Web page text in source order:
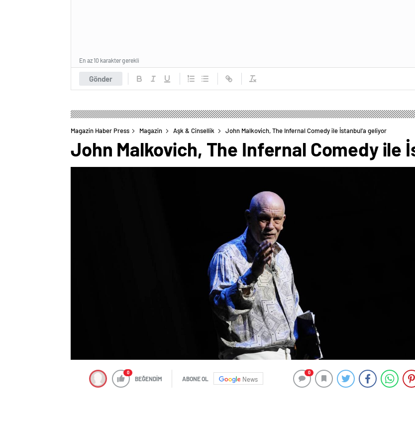
Gönder
En az 10 karakter gerekli
Magazin Haber Press Magazin Aşk & Cinsellik John Malkovich, The Infernal Comedy ile İstanbul’a geliyor
John Malkovich, The Infernal Comedy ile
0
BEĞENDİM ABONE OL News
0